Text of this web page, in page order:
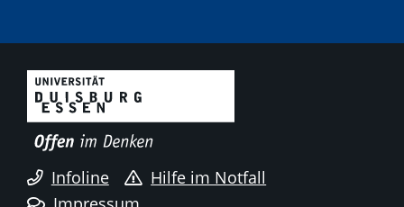
Infoline
Hilfe im Notfall